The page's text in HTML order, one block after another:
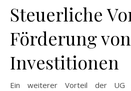
Steuerliche
Förderung von
Investitionen
Ein weiterer Vorteil der UG